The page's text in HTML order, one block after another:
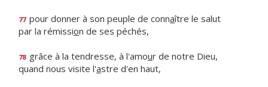
77 pour donner à son peuple de connaître le salut
par la rémission de ses péchés,
78 grâce à la tendresse, à l'amour de notre Dieu,
quand nous visite l'astre d'en haut,